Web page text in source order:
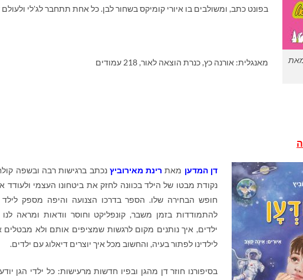
בפונט כתב, ומשולבים בו איורי קומיקס בשחור לבן. כל אחת תתחבר לג'לי
מאנגלית: אורנה כץ, כנרת הוצאה לאור, 218 עמודים
דן המדען מאת רינת מאירוביץ נכתב ברגישות רבה ובשפה
נקודת מבטו של הילד בכוונה לחזק את ביטחונו העצמי
חופש הבחירה שלו. הספר בדרכו הצנועה והיפה מספק לילד
להתמודדות בזמן משבר, קונפליקט וחוסר וודאות ומראה לנו
ילדים, איך נותנים מקום לרגשות שמציפים אותם ולא מבטלים
לילדינו לפתור בעיה, והחשוב מכל איך יוצרים דיאלוג עם ילדים.
בסיפורנו חוזר דן מהגן ובפיו חדשות מרעישות: כל ילדי הגן